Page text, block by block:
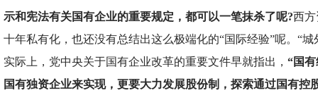
示和宪法有关国有企业的重要规定，都可以一笔抹杀了呢?西
十年私有化，也还没有总结出这么极端化的“国际经验”呢。“城
实际上，党中央关于国有企业改革的重要文件早就指出， “国
国有独资企业来实现，更要大力发展股份制，探索通过国有控